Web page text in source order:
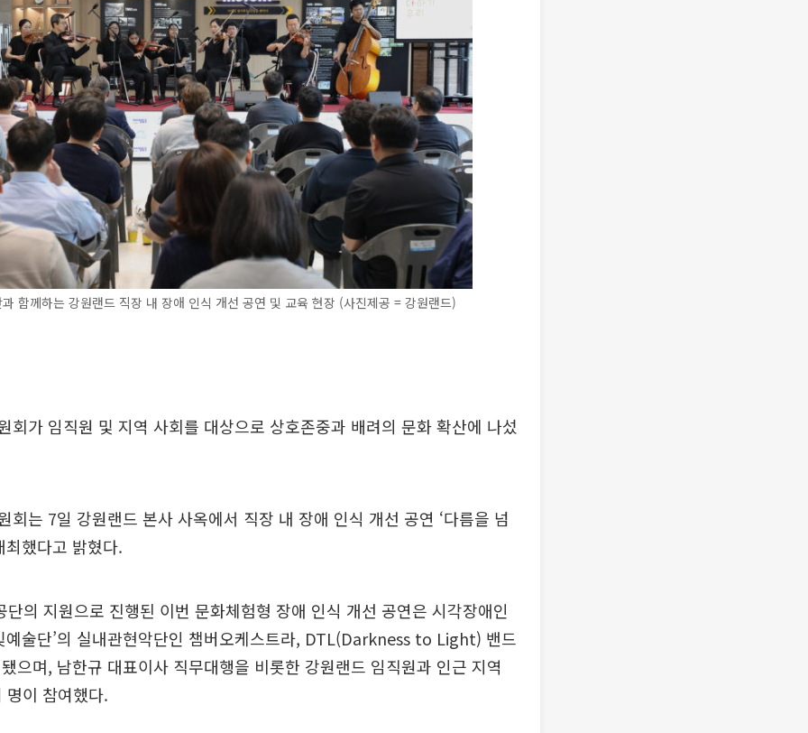
함께하는 강원랜드 직장 내 장애 인식 개선 공연 및 교육 현장 (사진제공 = 강원랜드)
회가 임직원 및 지역 사회를 대상으로 상호존중과 배려의 문화 확산에 나섰
회는 7일 강원랜드 본사 사옥에서 직장 내 장애 인식 개선 공연 ‘다름을 넘
최했다고 밝혔다.
단의 지원으로 진행된 이번 문화체험형 장애 인식 개선 공연은 시각장애인
예술단’의 실내관현악단인 챔버오케스트라, DTL(Darkness to Light) 밴드
으며, 남한규 대표이사 직무대행을 비롯한 강원랜드 임직원과 인근 지역
이 참여했다.